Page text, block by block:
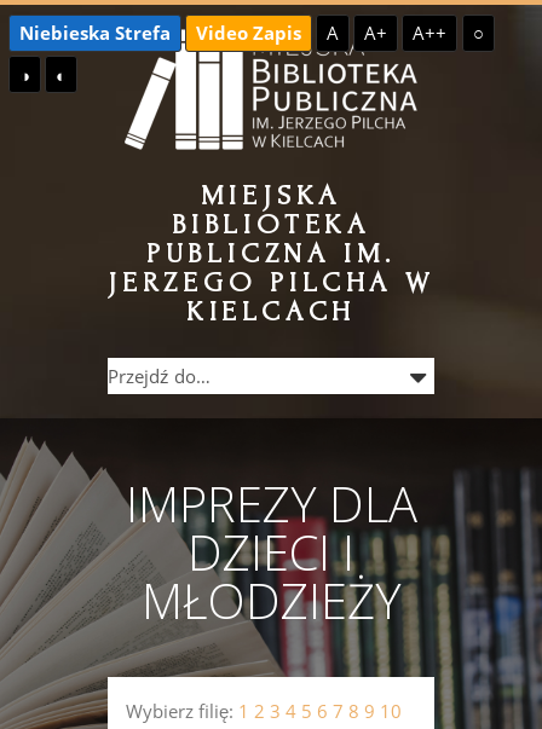
Przejdź
do
treści
Przejdź
do
menu
Niebieska Strefa Video Zapis A A+ A++
○
◑
◐
MIEJSKA
BIBLIOTEKA
PUBLICZNA IM.
JERZEGO PILCHA W
KIELCACH
IMPREZY DLA
DZIECI I
MŁODZIEŻY
Wybierz filię: 1 2 3 4 5 6 7 8 9 10